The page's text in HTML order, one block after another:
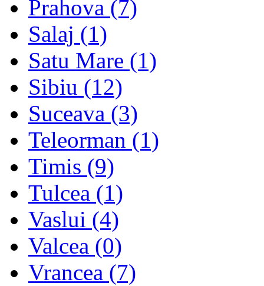
Prahova (7)
Salaj (1)
Satu Mare (1)
Sibiu (12)
Suceava (3)
Teleorman (1)
Timis (9)
Tulcea (1)
Vaslui (4)
Valcea (0)
Vrancea (7)